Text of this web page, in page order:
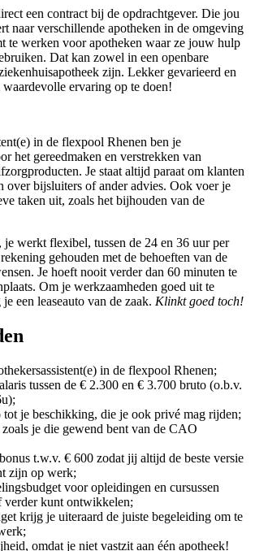
een contract bij de opdrachtgever. Die jou
naar verschillende apotheken in de omgeving
te werken voor apotheken waar ze jouw hulp
Dat kan zowel in een openbare
zijn. Lekker gevarieerd en
waardevolle ervaring op te doen!
in de flexpool Rhenen ben je
het gereedmaken en verstrekken van
Je staat altijd paraat om klanten
over bijsluiters of ander advies. Ook voer je
taken uit, zoals het bijhouden van de
je werkt flexibel, tussen de 24 en 36 uur per
gehouden met de behoeften van de
Je hoeft nooit verder dan 60 minuten te
Om je werkzaamheden goed uit te
een leaseauto van de zaak. Klinkt goed toch!
in de flexpool Rhenen;
tussen de € 2.300 en € 3.700 bruto (o.b.v.
tot je beschikking, die je ook privé mag rijden;
je die gewend bent van de CAO
t.w.v. € 600 zodat jij altijd de beste versie
zijn op werk;
voor opleidingen en cursussen
verder kunt ontwikkelen;
krijg je uiteraard de juiste begeleiding om te
omdat je niet vastzit aan één apotheek!